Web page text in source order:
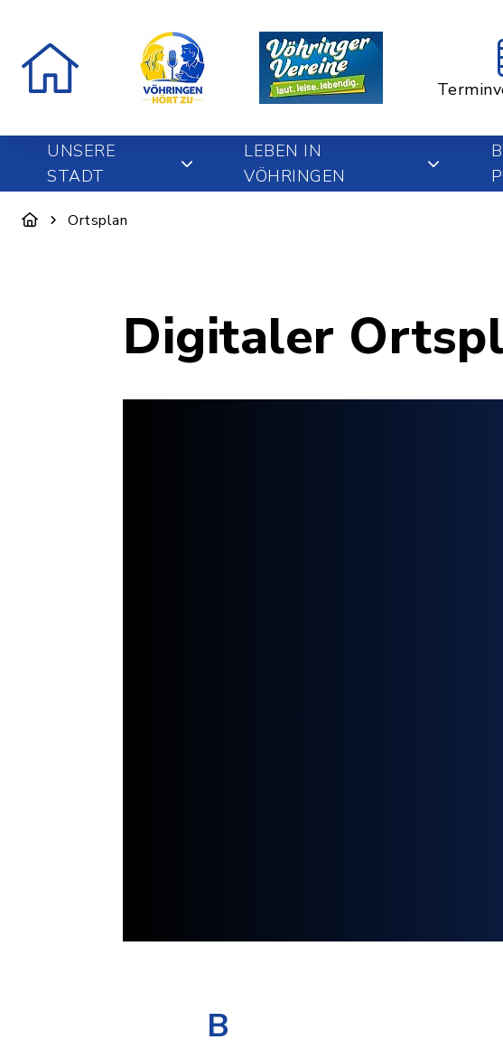
UNSERE
STADT
LEBEN IN
VÖHRINGEN
Ortsplan
Digitaler
B